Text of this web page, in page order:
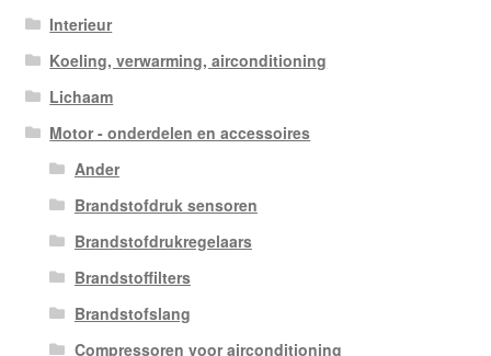
Interieur
Koeling, verwarming, airconditioning
Lichaam
Motor - onderdelen en accessoires
Ander
Brandstofdruk sensoren
Brandstofdrukregelaars
Brandstoffilters
Brandstofslang
Compressoren voor airconditioning